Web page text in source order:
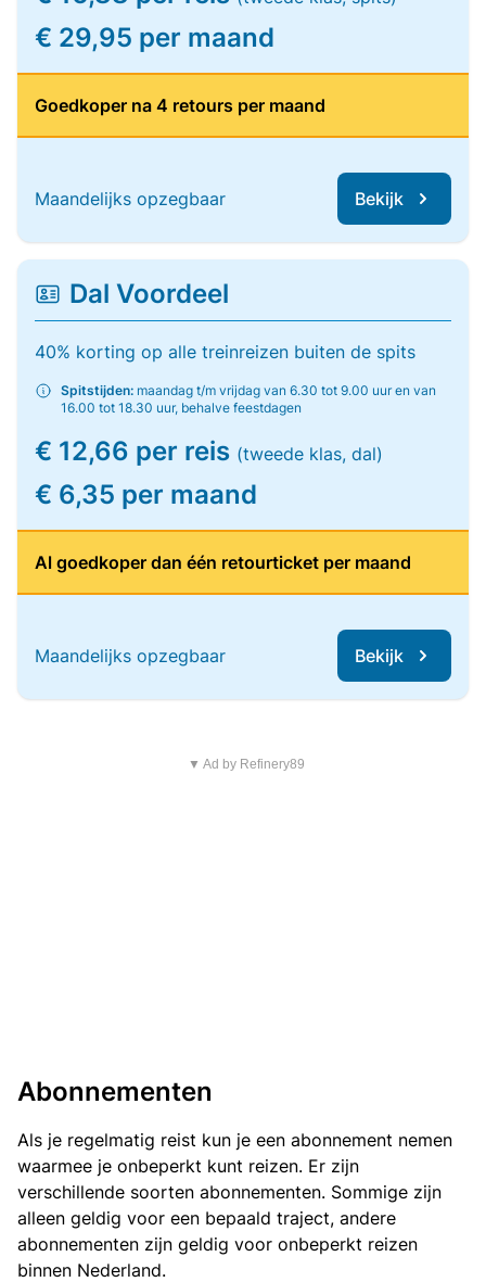
€ 29,95 per maand
Goedkoper na 4 retours per maand
Maandelijks opzegbaar Bekijk
Dal Voordeel
40% korting op alle treinreizen buiten de spits
Spitstijden: maandag t/m vrijdag van 6.30 tot 9.00 uur en van
16.00 tot 18.30 uur, behalve feestdagen
€ 12,66 per reis (tweede klas, dal)
€ 6,35 per maand
Al goedkoper dan één retourticket per maand
Maandelijks opzegbaar Bekijk
▼ Ad by Refinery89
Abonnementen
Als je regelmatig reist kun je een abonnement nemen
waarmee je onbeperkt kunt reizen. Er zijn
verschillende soorten abonnementen. Sommige zijn
alleen geldig voor een bepaald traject, andere
abonnementen zijn geldig voor onbeperkt reizen
binnen Nederland.